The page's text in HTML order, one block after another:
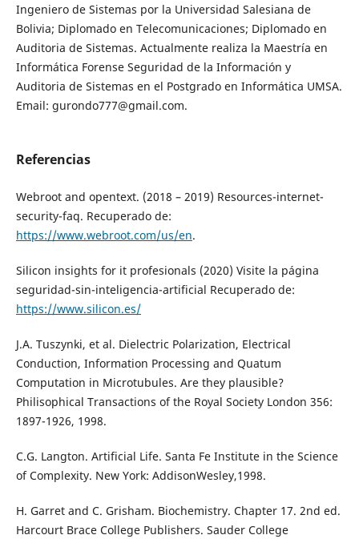
Ingeniero de Sistemas por la Universidad Salesiana de
Bolivia; Diplomado en Telecomunicaciones; Diplomado en
Auditoria de Sistemas. Actualmente realiza la Maestría en
Informática Forense Seguridad de la Información y
Auditoria de Sistemas en el Postgrado en Informática UMSA.
Email: gurondo777@gmail.com.
Referencias
Webroot and opentext. (2018 – 2019) Resources-internet-
security-faq. Recuperado de:
https://www.webroot.com/us/en.
Silicon insights for it profesionals (2020) Visite la página
seguridad-sin-inteligencia-artificial Recuperado de:
https://www.silicon.es/
J.A. Tuszynki, et al. Dielectric Polarization, Electrical
Conduction, Information Processing and Quatum
Computation in Microtubules. Are they plausible?
Philisophical Transactions of the Royal Society London 356:
1897-1926, 1998.
C.G. Langton. Artificial Life. Santa Fe Institute in the Science
of Complexity. New York: AddisonWesley,1998.
H. Garret and C. Grisham. Biochemistry. Chapter 17. 2nd ed.
Harcourt Brace College Publishers. Sauder College